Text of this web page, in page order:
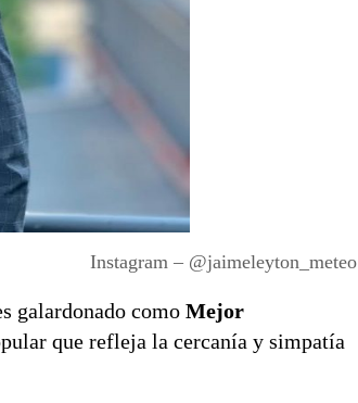
Instagram – @jaimeleyton_meteo
galardonado como Mejor
que refleja la cercanía y simpatía